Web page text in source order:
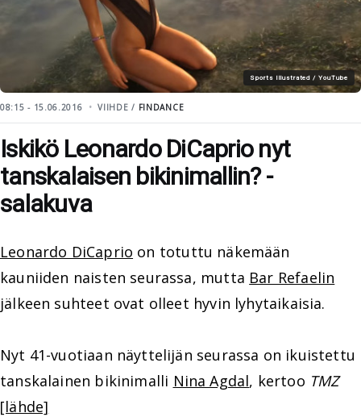
Sports Illustrated / YouTube
08:15 - 15.06.2016 VIIHDE / FINDANCE
Iskikö Leonardo DiCaprio nyt
tanskalaisen bikinimallin? -
salakuva
Leonardo DiCaprio on totuttu näkemään
kauniiden naisten seurassa, mutta Bar Refaelin
jälkeen suhteet ovat olleet hyvin lyhytaikaisia.
Nyt 41-vuotiaan näyttelijän seurassa on ikuistettu
tanskalainen bikinimalli Nina Agdal, kertoo TMZ
[lähde]